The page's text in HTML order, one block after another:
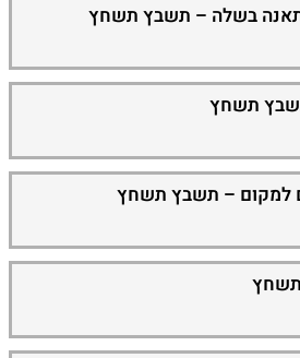
תאנה בשלה – תשבץ תשחץ
תשחץ
למקום – תשבץ תשחץ